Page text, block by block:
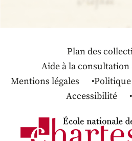
Plan des
Aide à la consultation
Mentions légales
Accessibilité